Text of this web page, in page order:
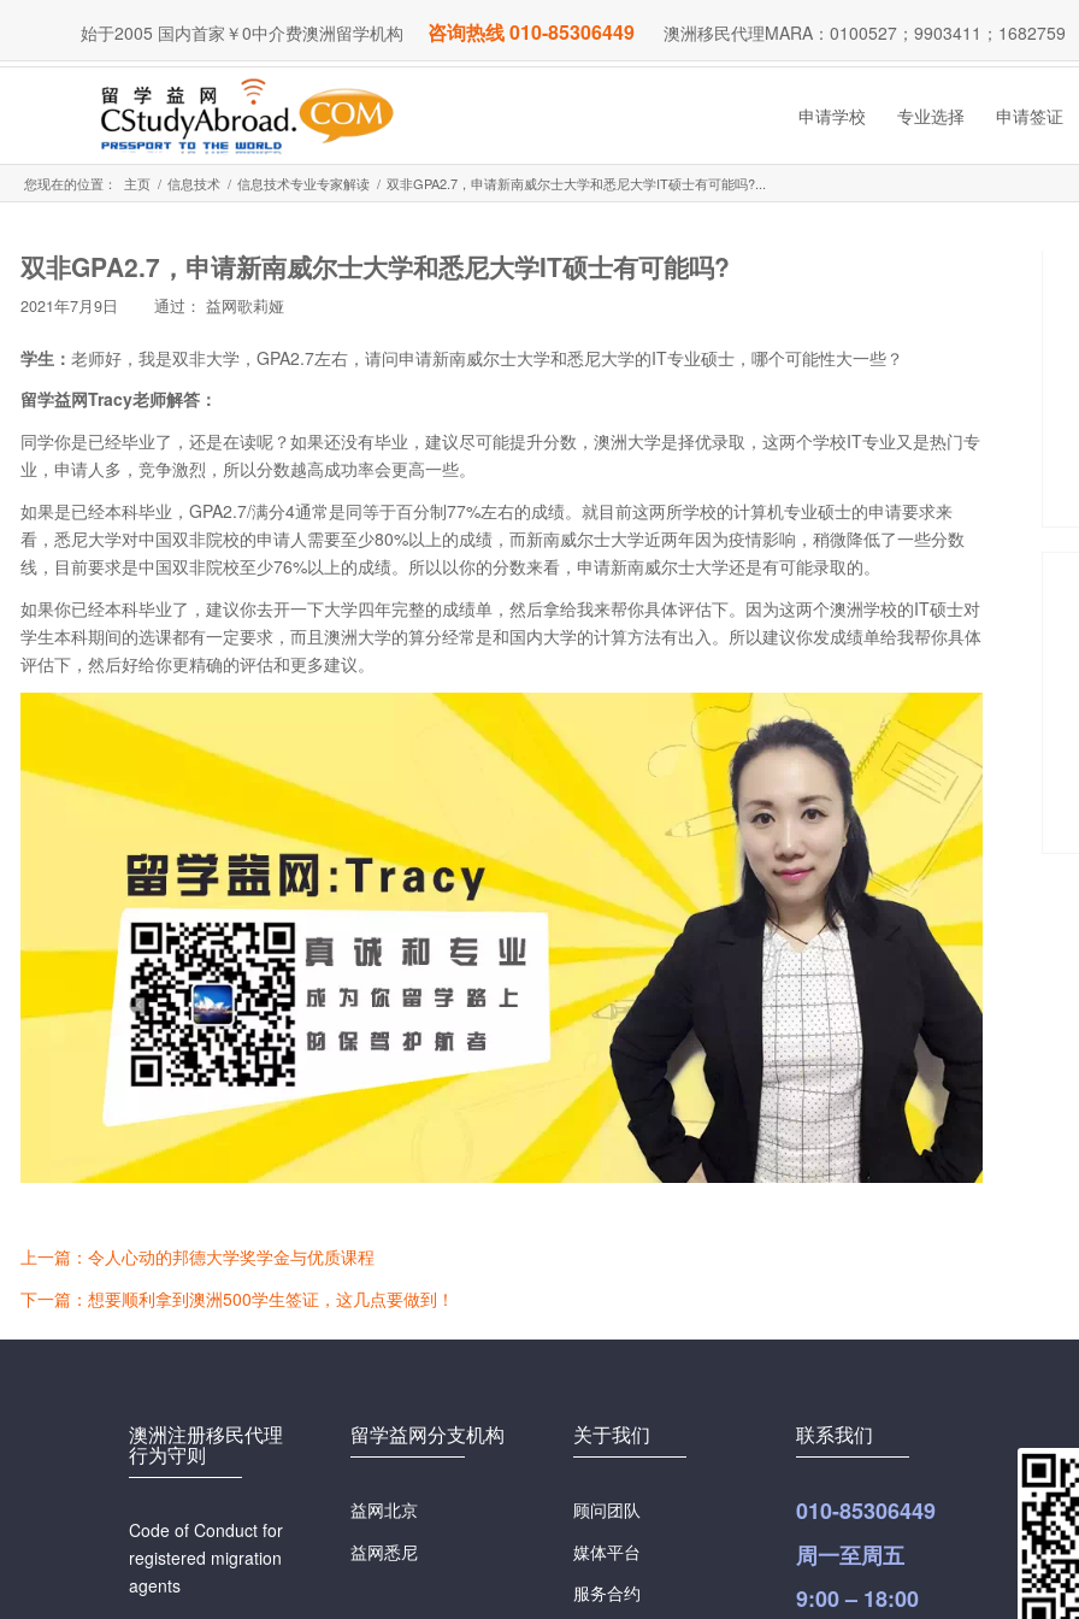
始于2005 国内首家￥0中介费澳洲留学机构 咨询热线 010-85306449 澳洲移民代理MARA：0100527；9903411；1682759
申请学校 专业选择 申请签证
您现在的位置： 主页 / 信息技术 / 信息技术专业专家解读 / 双非GPA2.7，申请新南威尔士大学和悉尼大学IT硕士有可能吗?...
双非GPA2.7，申请新南威尔士大学和悉尼大学IT硕士有可能吗?
2021年7月9日 通过： 益网歌莉娅
学生： 老师好，我是双非大学，GPA2.7左右，请问申请新南威尔士大学和悉尼大学的IT专业硕士，哪个可能性大一些？
留学益网Tracy老师解答：
同学你是已经毕业了，还是在读呢？如果还没有毕业，建议尽可能提升分数，澳洲大学是择优录取，这两个学校IT专业又是热门专
业，申请人多，竞争激烈，所以分数越高成功率会更高一些。
如果是已经本科毕业，GPA2.7/满分4通常是同等于百分制77%左右的成绩。就目前这两所学校的计算机专业硕士的申请要求来
看，悉尼大学对中国双非院校的申请人需要至少80%以上的成绩，而新南威尔士大学近两年因为疫情影响，稍微降低了一些分数
线，目前要求是中国双非院校至少76%以上的成绩。所以以你的分数来看，申请新南威尔士大学还是有可能录取的。
如果你已经本科毕业了，建议你去开一下大学四年完整的成绩单，然后拿给我来帮你具体评估下。因为这两个澳洲学校的IT硕士对
学生本科期间的选课都有一定要求，而且澳洲大学的算分经常是和国内大学的计算方法有出入。所以建议你发成绩单给我帮你具体
评估下，然后好给你更精确的评估和更多建议。
上一篇：令人心动的邦德大学奖学金与优质课程
下一篇：想要顺利拿到澳洲500学生签证，这几点要做到！
澳洲注册移民代理
行为守则
Code of Conduct for
registered migration
agents
留学益网分支机构
益网北京
益网悉尼
关于我们
顾问团队
媒体平台
服务合约
联系我们
010-85306449
周一至周五
9:00 – 18:00